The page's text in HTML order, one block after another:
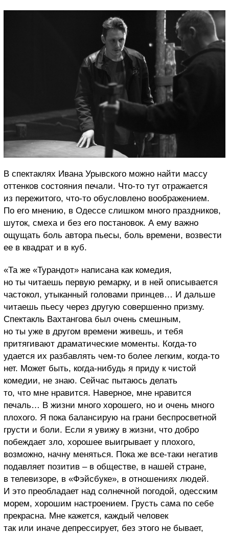
В спектаклях Ивана Урывского можно найти массу
оттенков состояния печали. Что-то тут отражается
из пережитого, что-то обусловлено воображением.
По его мнению, в Одессе слишком много праздников,
шуток, смеха и без его постановок. А ему важно
ощущать боль автора пьесы, боль времени, возвести
ее в квадрат и в куб.
«Та же «Турандот» написана как комедия,
но ты читаешь первую ремарку, и в ней описывается
частокол, утыканный головами принцев… И дальше
читаешь пьесу через другую совершенно призму.
Спектакль Вахтангова был очень смешным,
но ты уже в другом времени живешь, и тебя
притягивают драматические моменты. Когда-то
удается их разбавлять чем-то более легким, когда-то
нет. Может быть, когда-нибудь я приду к чистой
комедии, не знаю. Сейчас пытаюсь делать
то, что мне нравится. Наверное, мне нравится
печаль… В жизни много хорошего, но и очень много
плохого. Я пока балансирую на грани беспросветной
грусти и боли. Если я увижу в жизни, что добро
побеждает зло, хорошее выигрывает у плохого,
возможно, начну меняться. Пока же все-таки негатив
подавляет позитив – в обществе, в нашей стране,
в телевизоре, в «Фэйсбуке», в отношениях людей.
И это преобладает над солнечной погодой, одесским
морем, хорошим настроением. Грусть сама по себе
прекрасна. Мне кажется, каждый человек
так или иначе депрессирует, без этого не бывает,